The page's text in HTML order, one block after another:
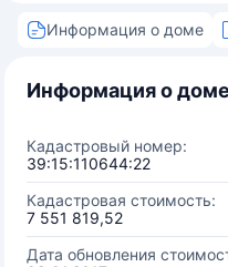
Информация о доме
Информация о доме
Кадастровый номер:
39:15:110644:22
Кадастровая стоимость:
7 551 819,52
Дата обновления